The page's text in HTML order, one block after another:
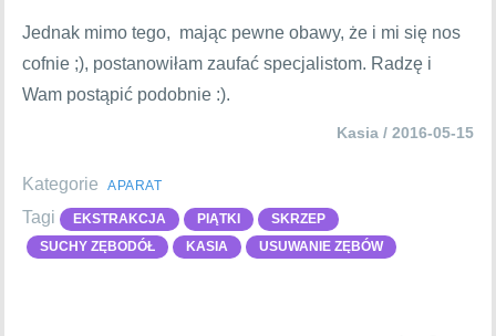
Jednak mimo tego, mając pewne obawy, że i mi się nos
cofnie ;), postanowiłam zaufać specjalistom. Radzę i
Wam postąpić podobnie :).
Kasia / 2016-05-15
Kategorie APARAT
Tagi EKSTRAKCJA PIĄTKI
SKRZEP
SUCHY ZĘBODÓŁ
KASIA USUWANIE ZĘBÓW